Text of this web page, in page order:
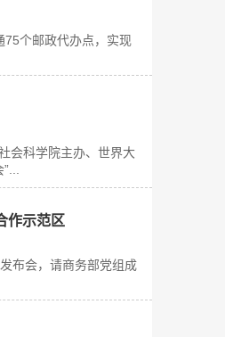
个邮政代办点，实现
会科学院主办、世界大
作示范区
布会，请商务部党组成